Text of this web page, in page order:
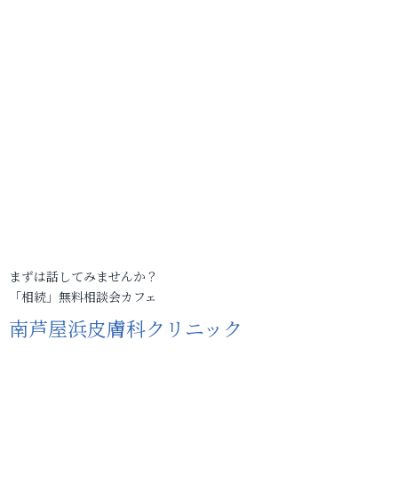
まずは話してみませんか？
「相続」無料相談会カフェ
南芦屋浜皮膚科クリニック